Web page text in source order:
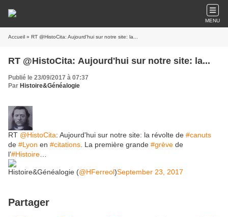
MENU
Accueil » RT @HistoCita: Aujourd'hui sur notre site: la...
RT @HistoCita: Aujourd'hui sur notre site: la...
Publié le 23/09/2017 à 07:37
Par Histoire&Généalogie
RT @HistoCita: Aujourd'hui sur notre site: la révolte de #canuts
de #Lyon en #citations . La première grande #grève de
l’#Histoire
Histoire&Généalogie (@HFerreol)September 23, 2017
Partager